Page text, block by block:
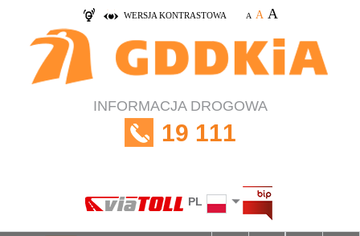
WERSJA KONTRASTOWA A A A
INFORMACJA DROGOWA
19 111
PL